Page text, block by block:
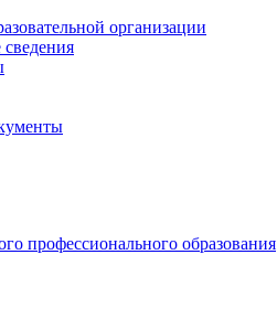
организации
профессионального образования